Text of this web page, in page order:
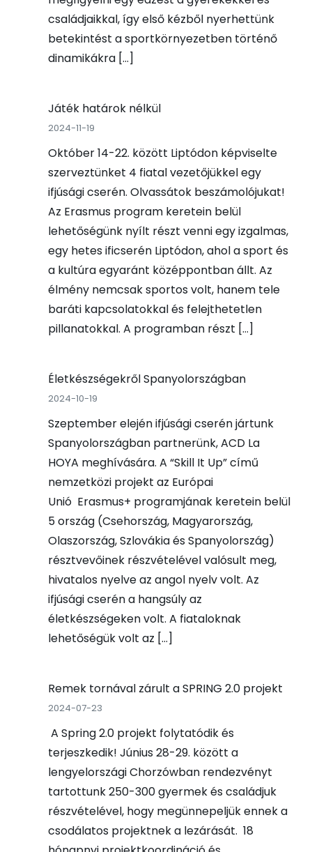
családjaikkal, így első kézből nyerhettünk
betekintést a sportkörnyezetben történő
dinamikákra […]
Játék határok nélkül
2024-11-19
Október 14-22. között Liptódon képviselte
szerveztünket 4 fiatal vezetőjükkel egy
ifjúsági cserén. Olvassátok beszámolójukat!
Az Erasmus program keretein belül
lehetőségünk nyílt részt venni egy izgalmas,
egy hetes ificserén Liptódon, ahol a sport és
a kultúra egyaránt középpontban állt. Az
élmény nemcsak sportos volt, hanem tele
baráti kapcsolatokkal és felejthetetlen
pillanatokkal. A programban részt […]
Életkészségekről Spanyolországban
2024-10-19
Szeptember elején ifjúsági cserén jártunk
Spanyolországban partnerünk, ACD La
HOYA meghívására. A “Skill It Up” című
nemzetközi projekt az Európai
Unió Erasmus+ programjának keretein belül
5 ország (Csehország, Magyarország,
Olaszország, Szlovákia és Spanyolország)
résztvevőinek részvételével valósult meg,
hivatalos nyelve az angol nyelv volt. Az
ifjúsági cserén a hangsúly az
életkészségeken volt. A fiataloknak
lehetőségük volt az […]
Remek tornával zárult a SPRING 2.0 projekt
2024-07-23
A Spring 2.0 projekt folytatódik és
terjeszkedik! Június 28-29. között a
lengyelországi Chorzówban rendezvényt
tartottunk 250-300 gyermek és családjuk
részvételével, hogy megünnepeljük ennek a
csodálatos projektnek a lezárását. 18